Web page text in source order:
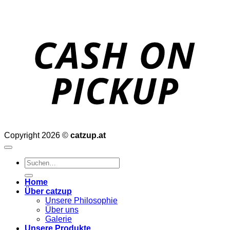
Copyright 2026 © catzup.at
Suchen
nach:
Home
Über catzup
Unsere Philosophie
Über uns
Galerie